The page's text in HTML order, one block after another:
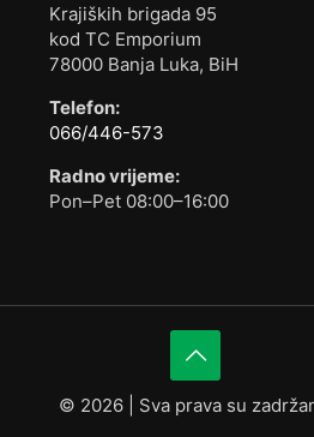
Krajiških brigada 95
kod TC Emporium
78000 Banja Luka, BiH
Telefon:
066/446-573
Radno vrijeme:
Pon–Pet 08:00–16:00
© 2026 | Sva prava su